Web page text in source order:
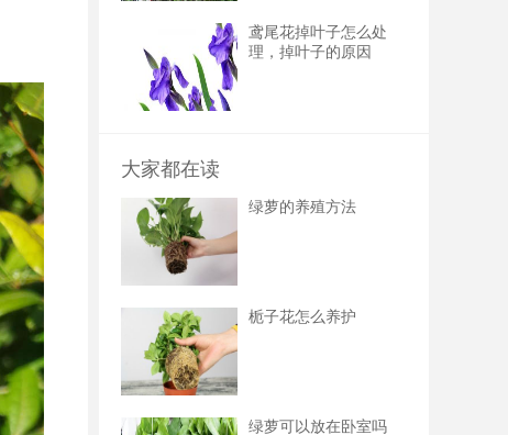
鸢尾花掉叶子怎么处
理，掉叶子的原因
大家都在读
绿萝的养殖方法
栀子花怎么养护
绿萝可以放在卧室吗